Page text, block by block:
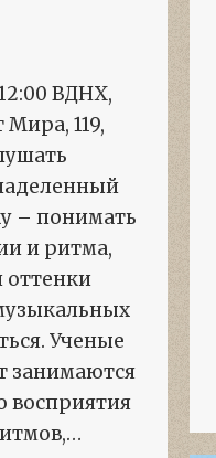
ВДНХ,
119,
– понимать
и ритма,
оттенки
Ученые
занимаются
восприятия